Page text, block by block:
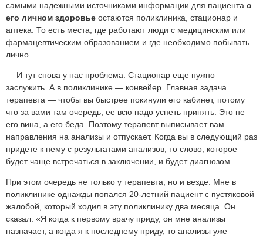
самыми надежными источниками информации для пациента о
его личном здоровье остаются поликлиника, стационар и
аптека. То есть места, где работают люди с медицинским или
фармацевтическим образованием и где необходимо побывать
лично.
— И тут снова у нас проблема. Стационар еще нужно
заслужить. А в поликлинике — конвейер. Главная задача
терапевта — чтобы вы быстрее покинули его кабинет, потому
что за вами там очередь, ее всю надо успеть принять. Это не
его вина, а его беда. Поэтому терапевт выписывает вам
направления на анализы и отпускает. Когда вы в следующий раз
придете к нему с результатами анализов, то слово, которое
будет чаще встречаться в заключении, и будет диагнозом.
При этом очередь не только у терапевта, но и везде. Мне в
поликлинике однажды попался 20-летний пациент с пустяковой
жалобой, который ходил в эту поликлинику два месяца. Он
сказал: «Я когда к первому врачу приду, он мне анализы
назначает, а когда я к последнему приду, то анализы уже